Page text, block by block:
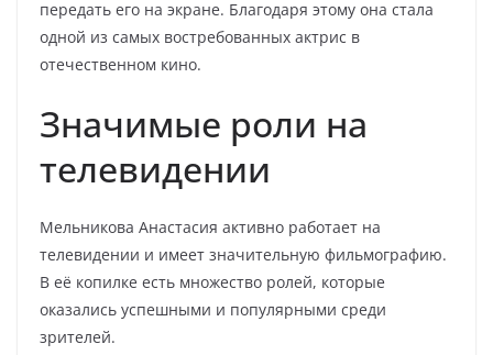
передать его на экране. Благодаря этому она стала
одной из самых востребованных актрис в
отечественном кино.
Значимые роли на
телевидении
Мельникова Анастасия активно работает на
телевидении и имеет значительную фильмографию.
В её копилке есть множество ролей, которые
оказались успешными и популярными среди
зрителей.